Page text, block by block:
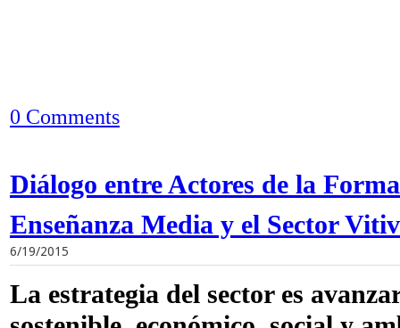
0 Comments
Diálogo entre Actores de la
Enseñanza Media y el Sector
6/19/2015
La estrategia del sector es